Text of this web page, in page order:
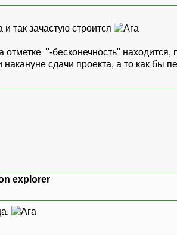
так зачастую строится
"-бесконечность"
сдачи проекта, а то как бы
explorer